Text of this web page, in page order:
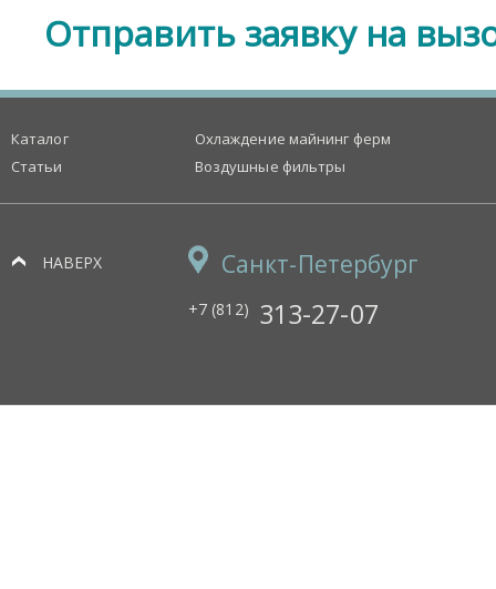
Отправить заявку на
Каталог
Статьи
Охлаждение майнинг ферм
Воздушные фильтры
НАВЕРХ Санкт-Петербург
+7 (812) 313-27-07